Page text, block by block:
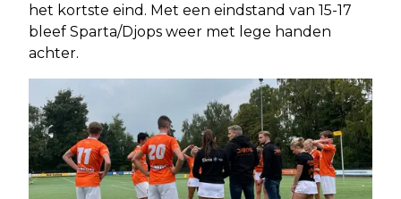
het kortste eind. Met een eindstand van 15-17
bleef Sparta/Djops weer met lege handen
achter.